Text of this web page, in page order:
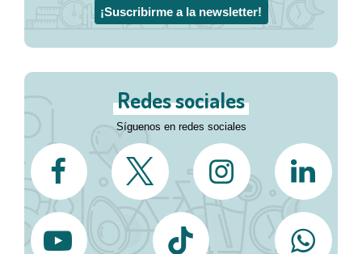
¡Suscribirme a la newsletter!
Redes sociales
Síguenos en redes sociales